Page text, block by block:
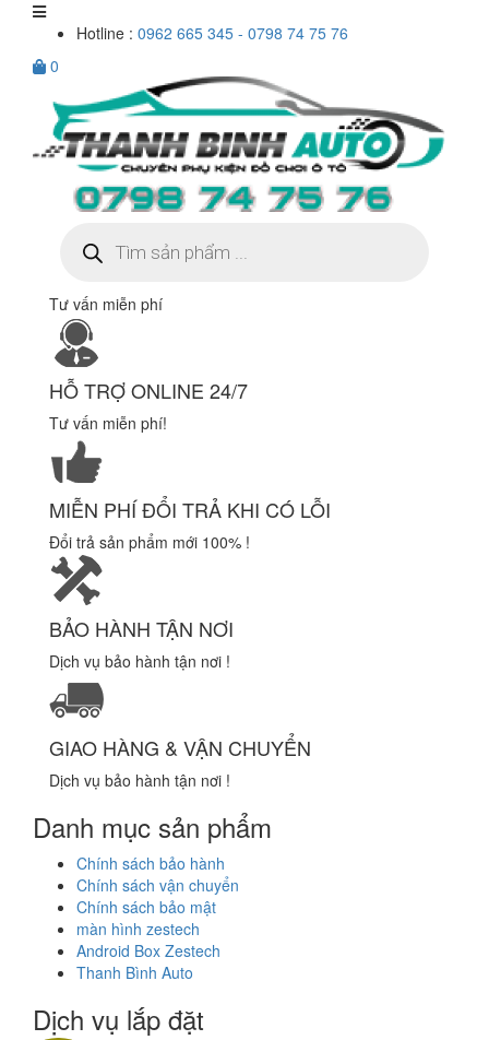
Hotline : 0962 665 345 - 0798 74 75 76
0
kiếm
sản
Tư vấn miễn phí
HỖ TRỢ ONLINE 24/7
Tư vấn miễn phí!
MIỄN PHÍ ĐỔI TRẢ KHI CÓ LỖI
Đổi trả sản phẩm mới 100% !
BẢO HÀNH TẬN NƠI
Dịch vụ bảo hành tận nơi !
GIAO HÀNG & VẬN CHUYỂN
Dịch vụ bảo hành tận nơi !
Danh mục sản phẩm
Chính sách bảo hành
Chính sách vận chuyển
Chính sách bảo mật
màn hình zestech
Android Box Zestech
Thanh Bình Auto
Dịch vụ lắp đặt